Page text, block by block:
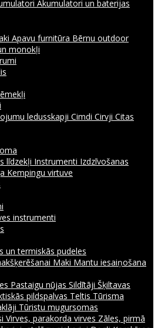
Akumulatori un baterijas
Apavu furnitūra Bērnu outdoor
monokļi
ledusskapji Cimdi Cirvji Citas
līdzekļi Instrumenti Izdzīvošanas
Kempingu virtuve
instrumenti
un termiskās pudeles
Maki Mantu iesaiņošana
Pastaigu nūjas Sildītāji Šķiltavas
pildspalvas Teltis Tūrisma
Tūristu mugursomas
Virves, parakorda virves Zāles, pirmā